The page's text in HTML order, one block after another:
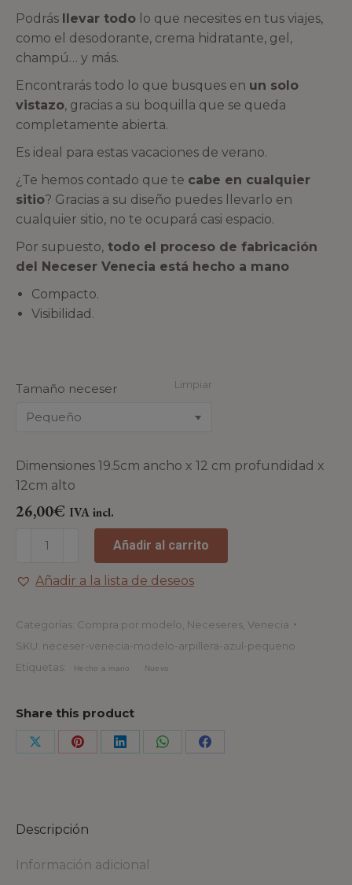
Podrás llevar todo lo que necesites en tus viajes,
como el desodorante, crema hidratante, gel,
champú… y más.
Encontrarás todo lo que busques en un solo
vistazo, gracias a su boquilla que se queda
completamente abierta.
Es ideal para estas vacaciones de verano.
¿Te hemos contado que te cabe en cualquier
sitio? Gracias a su diseño puedes llevarlo en
cualquier sitio, no te ocupará casi espacio.
Por supuesto, todo el proceso de fabricación
del Neceser Venecia está hecho a mano
Compacto.
Visibilidad.
Tamaño neceser Limpiar
Dimensiones 19.5cm ancho x 12 cm profundidad x
12cm alto
26,00€ IVA incl.
Añadir al carrito
Añadir a la lista de deseos
Categorías: Compra por modelo Neceseres Venecia
SKU: neceser-venecia-modelo-arpillera-azul-pequeno
Etiquetas:
Hecho a mano Nuevo
Share this product
Descripción
Información adicional